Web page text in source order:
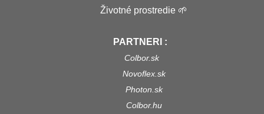
Životné prostredie 🌱
PARTNERI :
Colbor.sk
Novoflex.sk
Photon.sk
Colbor.hu